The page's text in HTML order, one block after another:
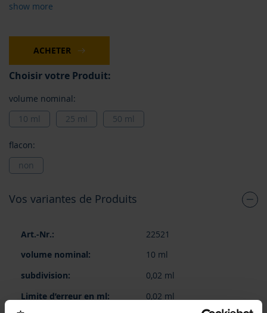
show more
ACHETER
Choisir votre Produit:
volume nominal:
10 ml
25 ml 50 ml
flacon:
non
Vos variantes de Produits
produit
groupé
22521
10 ml
0,02 ml
0,02 ml